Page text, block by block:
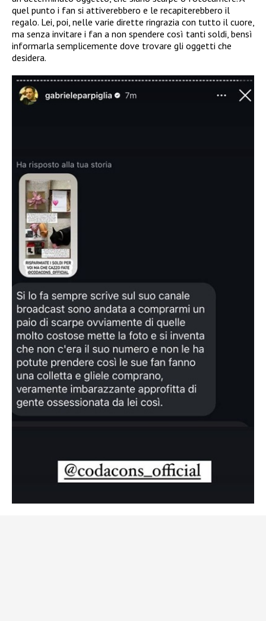
quel punto i fan si attiverebbero e le recapiterebbero il
regalo. Lei, poi, nelle varie dirette ringrazia con tutto il cuore,
ma senza invitare i fan a non spendere così tanti soldi, bensì
informarla semplicemente dove trovare gli oggetti che
desidera.